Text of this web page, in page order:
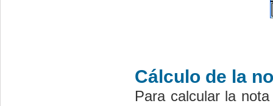
Cálculo de la
Para calcular la